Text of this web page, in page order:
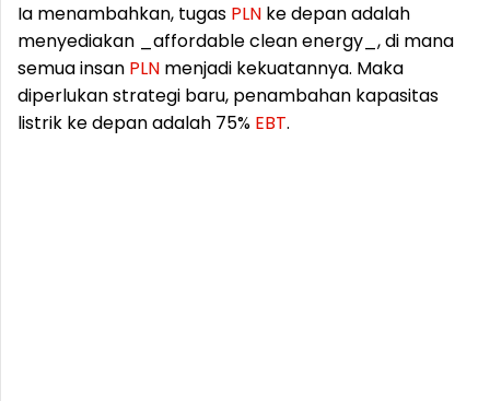
Ia menambahkan, tugas PLN ke depan adalah
menyediakan _affordable clean energy_, di mana
semua insan PLN menjadi kekuatannya. Maka
diperlukan strategi baru, penambahan kapasitas
listrik ke depan adalah 75% EBT.